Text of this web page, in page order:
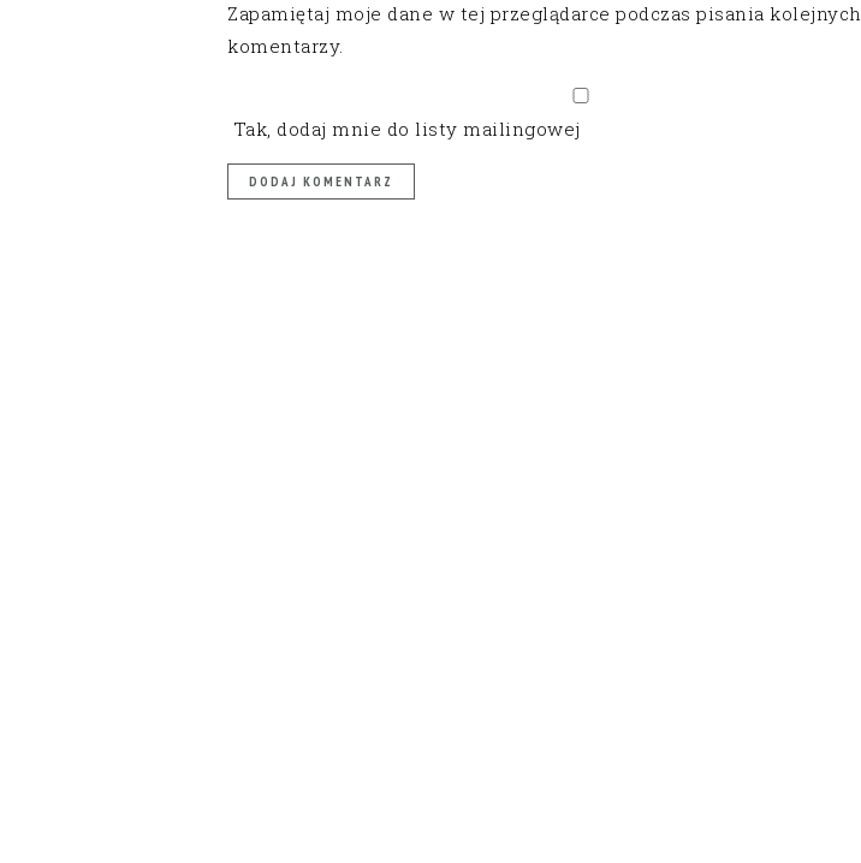
Zapamiętaj moje dane w tej przeglądarce podczas pisania kolejnych
komentarzy.
Tak, dodaj mnie do listy mailingowej